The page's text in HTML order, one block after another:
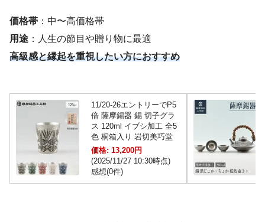
価格帯 ：中〜高価格帯
用途 ：人生の節目や贈り物に最適
高級感と縁起を重視したい方におすすめ
11/20-26エントリーでP5
倍 薩摩錫器 錫 切子グラ
ス 120ml イブシ加工 全5
色 桐箱入り 岩切美巧堂
価格: 13,200円
(2025/11/27 10:30時点)
感想(0件)